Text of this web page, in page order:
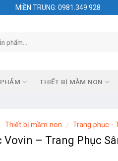
MIỀN TRUNG: 0981.349.928
THIẾT BỊ MẦM NON
Thiết bị mầm non / Trang phục -
Vovin – Trang Phục